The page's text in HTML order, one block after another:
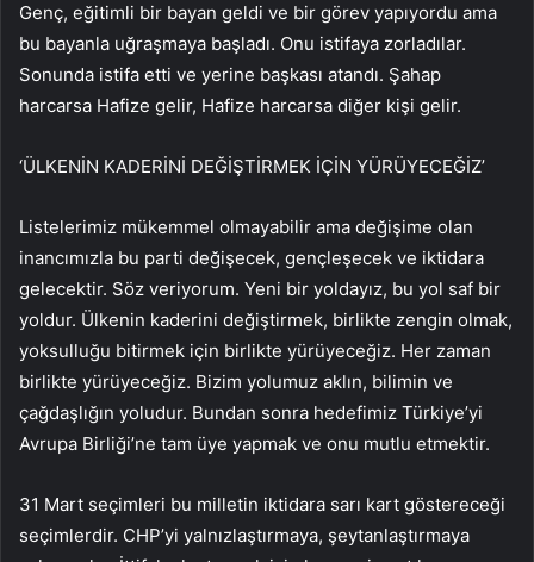
Genç, eğitimli bir bayan geldi ve bir görev yapıyordu ama
bu bayanla uğraşmaya başladı. Onu istifaya zorladılar.
Sonunda istifa etti ve yerine başkası atandı. Şahap
harcarsa Hafize gelir, Hafize harcarsa diğer kişi gelir.
‘ÜLKENİN KADERİNİ DEĞİŞTİRMEK İÇİN YÜRÜYECEĞİZ’
Listelerimiz mükemmel olmayabilir ama değişime olan
inancımızla bu parti değişecek, gençleşecek ve iktidara
gelecektir. Söz veriyorum. Yeni bir yoldayız, bu yol saf bir
yoldur. Ülkenin kaderini değiştirmek, birlikte zengin olmak,
yoksulluğu bitirmek için birlikte yürüyeceğiz. Her zaman
birlikte yürüyeceğiz. Bizim yolumuz aklın, bilimin ve
çağdaşlığın yoludur. Bundan sonra hedefimiz Türkiye’yi
Avrupa Birliği’ne tam üye yapmak ve onu mutlu etmektir.
31 Mart seçimleri bu milletin iktidara sarı kart göstereceği
seçimlerdir. CHP’yi yalnızlaştırmaya, şeytanlaştırmaya